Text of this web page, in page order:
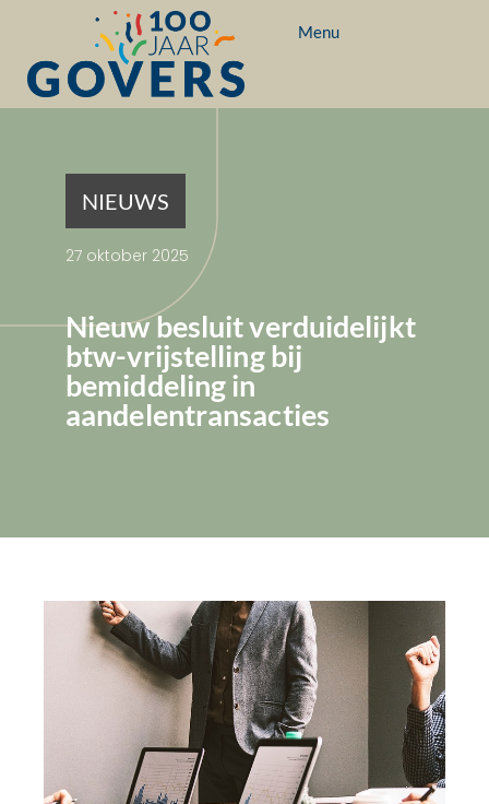
Menu
NIEUWS
27 oktober 2025
Nieuw besluit verduidelijkt
btw-vrijstelling bij
bemiddeling in
aandelentransacties